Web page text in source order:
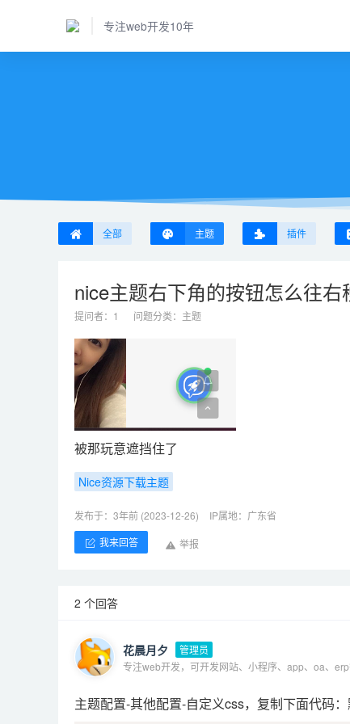
专注web开发10年
全部 主题 插件
nice主题右下角的按钮怎么往右
提问者： 1 问题分类： 主题
被那玩意遮挡住了
Nice资源下载主题
发布于：3年前 (2023-12-26) IP属地：广东省
我来回答 举报
2 个回答
花晨月夕
管理员
专注web开发，可开发网站、小程序、app、oa、
主题配置-其他配置-自定义css，复制下面代码